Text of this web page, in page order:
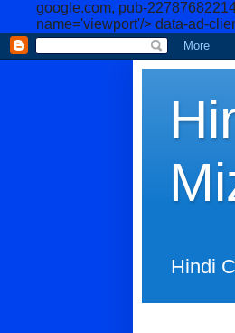
google.com, pub-
name='viewport'/> data-ad-
Hindi